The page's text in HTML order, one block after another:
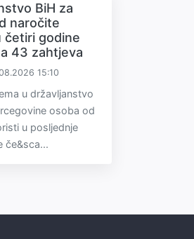
BiH za
naročite
četiri godine
43 zahtjeva
15:10
u državljanstvo
osoba od
u posljednje
če&sca...